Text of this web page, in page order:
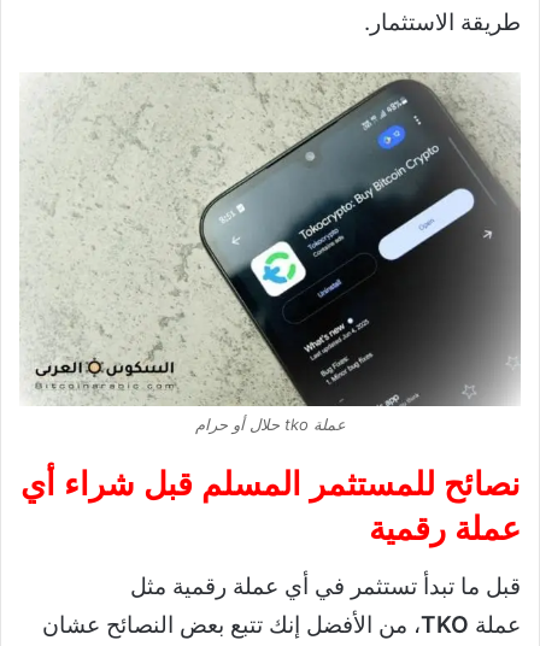
طريقة الاستثمار.
عملة tko حلال أو حرام
نصائح للمستثمر المسلم قبل شراء أي
عملة رقمية
قبل ما تبدأ تستثمر في أي عملة رقمية مثل
عملة TKO، من الأفضل إنك تتبع بعض النصائح عشان